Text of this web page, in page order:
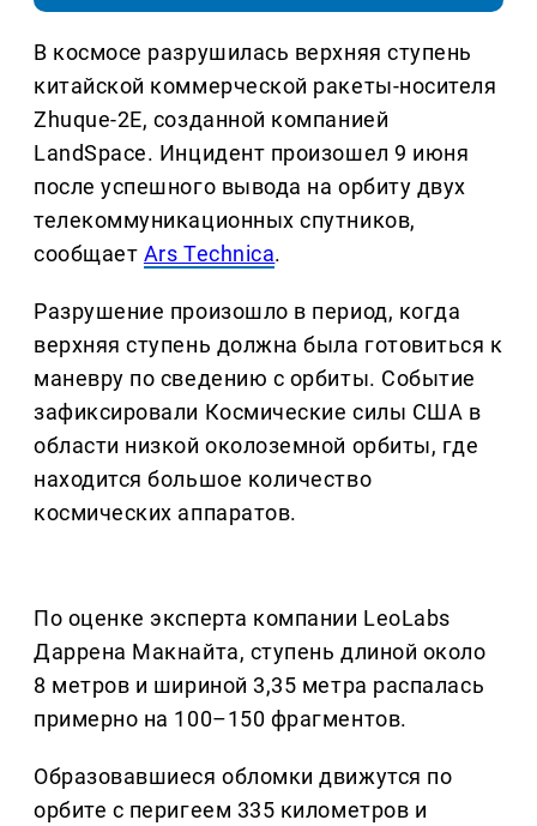
В космосе разрушилась верхняя ступень
китайской коммерческой ракеты-носителя
Zhuque-2E, созданной компанией
LandSpace. Инцидент произошел 9 июня
после успешного вывода на орбиту двух
телекоммуникационных спутников,
сообщает Ars Technica.
Разрушение произошло в период, когда
верхняя ступень должна была готовиться к
маневру по сведению с орбиты. Событие
зафиксировали Космические силы США в
области низкой околоземной орбиты, где
находится большое количество
космических аппаратов.
По оценке эксперта компании LeoLabs
Даррена Макнайта, ступень длиной около
8 метров и шириной 3,35 метра распалась
примерно на 100–150 фрагментов.
Образовавшиеся обломки движутся по
орбите с перигеем 335 километров и